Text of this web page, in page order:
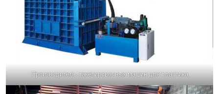
Производитель пакетировочных машин для пластика